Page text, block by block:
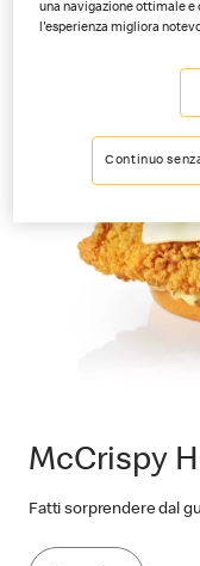
McCrispy
Fatti sorprendere dal
una navigazione ottimale e
l'esperienza migliora
Continuo